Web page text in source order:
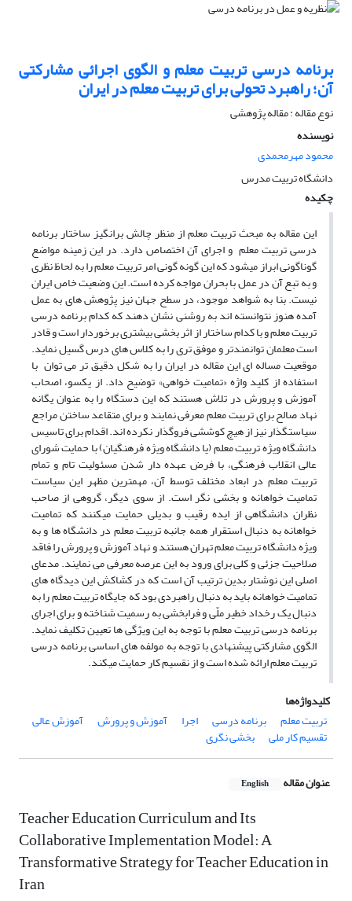
برنامه‏ درسی تربیت معلم و الگوی اجرائی مشارکتی
آن؛ راهبرد تحولی برای تربیت معلم در ایران
نوع مقاله : مقاله پژوهشی
نویسنده
محمود مهرمحمدی
دانشگاه تربیت مدرس
چکیده
این مقاله به مبحث تربیت‏ معلم از منظر چالش ‏برانگیز ساختار برنامه
‏درسی تربیت معلم و اجرای آن اختصاص دارد. در این زمینه مواضع
گوناگونی ابراز می‏شود که این گونه ‏گونی امر تربیت معلم را به لحاظ نظری
و به تبع آن در عمل با بحران مواجه کرده است. این وضعیت خاص ایران
نیست. بنا به شواهد موجود، در سطح جهان نیز پژوهش ‏های به عمل
آمده هنوز نتوانسته ‏اند به روشنی نشان دهند که کدام برنامه ‏درسی
تربیت معلم و با کدام ساختار از اثر بخشی بیشتری برخوردار است و قادر
است معلمان توانمندتر و موفق ‏تری را به کلاس ‏های درس گسیل نماید.
موقعیت مساله‏ ای این مقاله در ایران را به شکل دقیق ‏تر می ‏توان با
استفاده از کلید واژه «تمامیت‏ خواهی» توضیح داد. از یکسو، اصحاب
آموزش و پرورش در تلاش هستند که این دستگاه را به عنوان یگانه
نهاد صالح برای تربیت معلم معرفی نمایند و برای متقاعد ساختن مراجع
سیاستگذار نیز از هیچ کوششی فروگذار نکرده ‏اند. اقدام برای تاسیس
دانشگاه ویژه تربیت معلم (یا دانشگاه ویژه فرهنگیان) با حمایت شورای
عالی انقلاب فرهنگی، با فرض عهده ‏دار شدن مسئولیت تام و تمام
تربیت معلم در ابعاد مختلف توسط آن، مهم‏ترین مظهر این سیاست
تمامیت‏ خواهانه و بخشی ‏نگر است. از سوی دیگر، گروهی از صاحب
نظران دانشگاهی از ایده رقیب و بدیلی حمایت می‏کنند که تمامیت‏
خواهانه به دنبال استقرار همه جانبه تربیت معلم در دانشگاه‏ ها و به
ویژه دانشگاه تربیت معلم تهران هستند و نهاد آموزش و پرورش را فاقد
صلاحیت جزئی و کلی برای ورود به این عرصه معرفی می ‏نمایند. مدعای
اصلی این نوشتار بدین ترتیب آن است که در کشاکش این دیدگاه‏ های
تمامیت خواهانه باید به دنبال راهبردی بود که جایگاه تربیت معلم را به
دنبال یک رخداد خطیر ملّی و فرابخشی به رسمیت شناخته و برای اجرای
برنامه‏ درسی تربیت معلم با توجه به این ویژگی ‏ها تعیین تکلیف نماید.
الگوی مشارکتی پیشنهادی با توجه به مولفه ‏های اساسی برنامه‏ درسی
تربیت معلم ارائه شده است و از نقسیم کار حمایت می‏کند.
کلیدواژه‌ها
تربیت معلم
برنامه درسی اجرا آموزش و پرورش آموزش عالی
تقسیم کار ملی بخشی نگری
عنوان مقاله English
Teacher Education Curriculum and Its
Collaborative Implementation Model: A
Transformative Strategy for Teacher Education in
Iran